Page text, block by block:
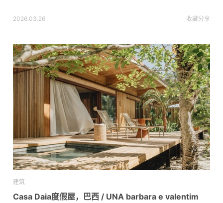
2026.03.26 收藏分享
建筑
Casa Daia度假屋，巴西 / UNA barbara e valentim